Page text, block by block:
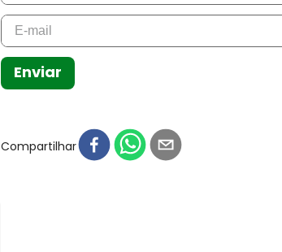
Enviar
Compartilhar